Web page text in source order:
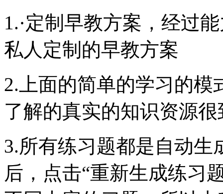
1.·定制早教方案，经过
私人定制的早教方案
2.上面的简单的学习的
了解的真实的知识资源
3.所有练习题都是自动生
后，点击“重新生成练习